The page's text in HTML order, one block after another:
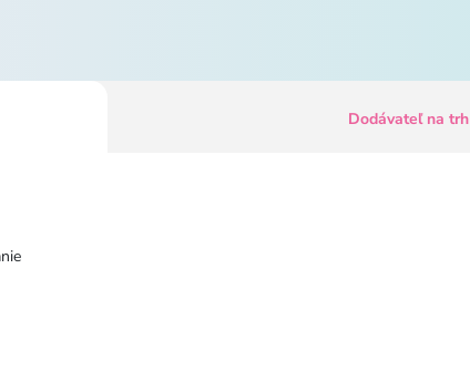
Dodávateľ na trh